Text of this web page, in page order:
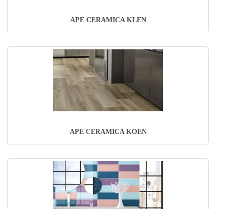
APE CERAMICA KLEN
APE CERAMICA KOEN